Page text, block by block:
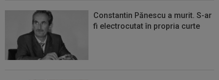
Constantin Pănescu a murit. S-ar
fi electrocutat în propria curte